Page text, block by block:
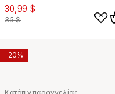
30,99 $
35 $
-20%